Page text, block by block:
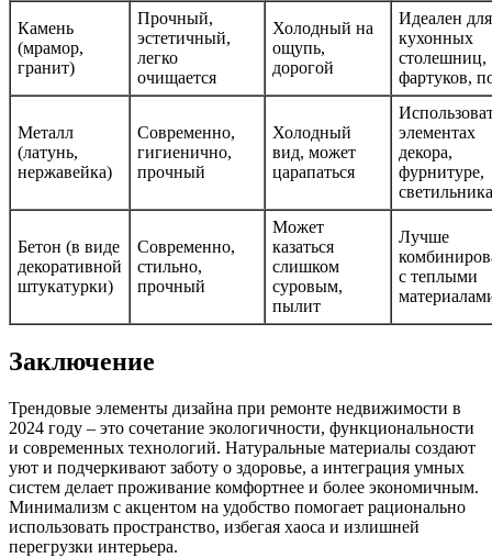
Камень
(мрамор,
гранит)
Прочный,
эстетичный,
легко
очищается
Холодный на
ощупь,
дорогой
Идеален для
кухонных
столешниц,
фартуков,
Металл
(латунь,
нержавейка)
Современно,
гигиенично,
прочный
Холодный
вид, может
царапаться
элементах
декора,
фурнитуре,
Бетон (в виде
декоративной
штукатурки)
Современно,
стильно,
прочный
Может
казаться
слишком
суровым,
пылит
Лучше
с теплыми
Заключение
Трендовые элементы дизайна при ремонте недвижимости в
2024 году – это сочетание экологичности, функциональности
и современных технологий. Натуральные материалы создают
уют и подчеркивают заботу о здоровье, а интеграция умных
систем делает проживание комфортнее и более экономичным.
Минимализм с акцентом на удобство помогает рационально
использовать пространство, избегая хаоса и излишней
перегрузки интерьера.